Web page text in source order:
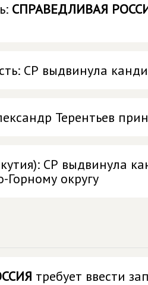
СПРАВЕДЛИВАЯ
СР выдвинула
Терентьев
СР выдвинула
округу
требует ввести